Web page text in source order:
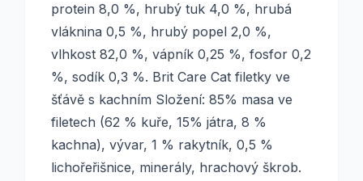
protein 8,0 %, hrubý tuk 4,0 %, hrubá
vláknina 0,5 %, hrubý popel 2,0 %,
vlhkost 82,0 %, vápník 0,25 %, fosfor 0,2
%, sodík 0,3 %. Brit Care Cat filetky ve
šťávě s kachním Složení: 85% masa ve
filetech (62 % kuře, 15% játra, 8 %
kachna), vývar, 1 % rakytník, 0,5 %
lichořeřišnice, minerály, hrachový škrob.